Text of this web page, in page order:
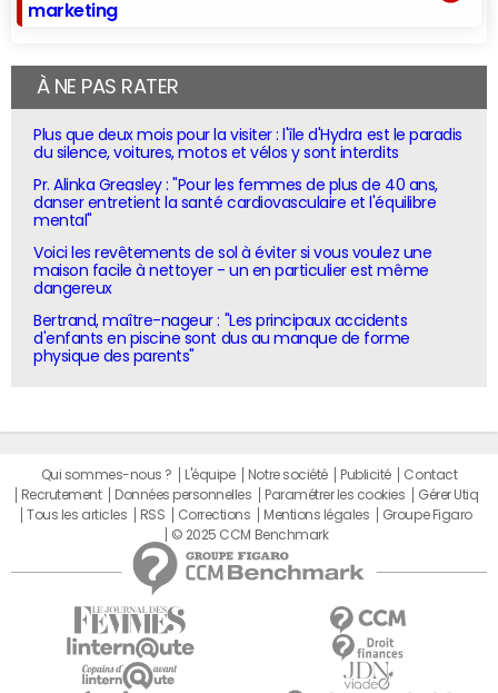
marketing
À NE PAS RATER
Plus que deux mois pour la visiter : l'île d'Hydra est le paradis
du silence, voitures, motos et vélos y sont interdits
Pr. Alinka Greasley : "Pour les femmes de plus de 40 ans,
danser entretient la santé cardiovasculaire et l'équilibre
mental"
Voici les revêtements de sol à éviter si vous voulez une
maison facile à nettoyer - un en particulier est même
dangereux
Bertrand, maître-nageur : "Les principaux accidents
d'enfants en piscine sont dus au manque de forme
physique des parents"
Qui sommes-nous ? L'équipe Notre société Publicité
Contact
Recrutement
Données personnelles Paramétrer les cookies
Gérer Utiq
Tous les articles
RSS Corrections Mentions légales
Groupe Figaro
© 2025 CCM Benchmark